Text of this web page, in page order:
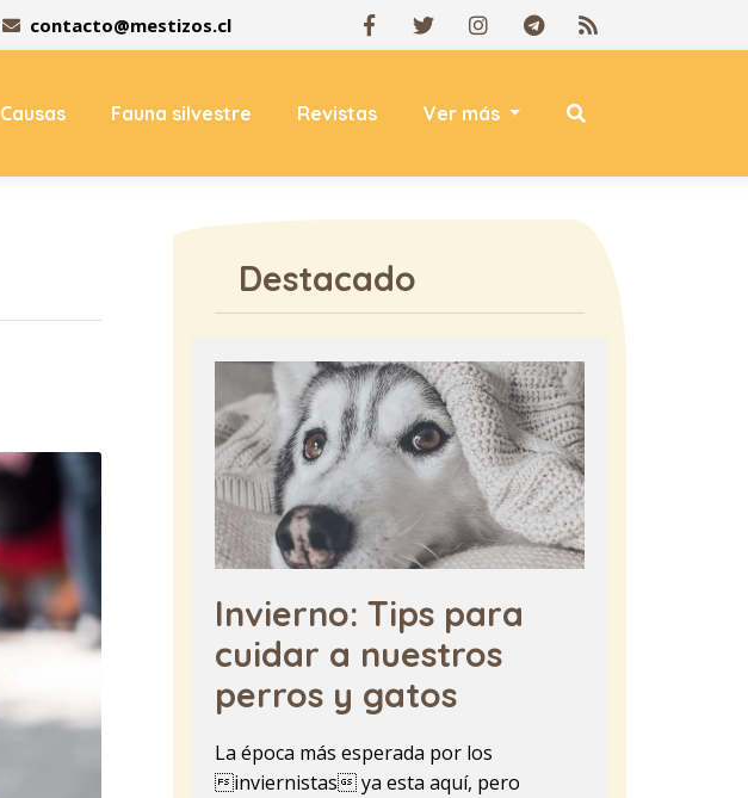
contacto@mestizos.cl
Causas Fauna silvestre Revistas Ver más
Destacado
Invierno: Tips para
cuidar a nuestros
perros y gatos
La época más esperada por los
inviernistas ya esta aquí, pero